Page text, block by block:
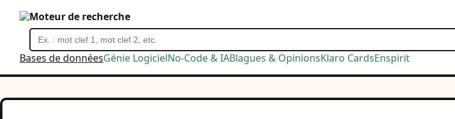
Bases de donnéesGénie LogicielNo-Code & IABlagues & OpinionsKlaro CardsEnspirit
Moteur de recherche